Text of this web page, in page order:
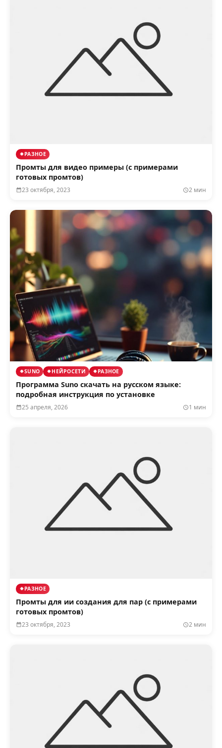
РАЗНОЕ
Промты для видео примеры (с примерами
готовых промтов)
23 октября, 2023 2 мин
SUNO НЕЙРОСЕТИ РАЗНОЕ
Программа Suno скачать на русском языке:
подробная инструкция по установке
25 апреля, 2026 1 мин
РАЗНОЕ
Промты для ии создания для пар (с примерами
готовых промтов)
23 октября, 2023 2 мин